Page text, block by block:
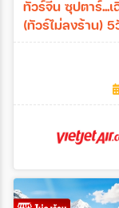
ทัวร์จีน ซุปตาร์...
(ทั